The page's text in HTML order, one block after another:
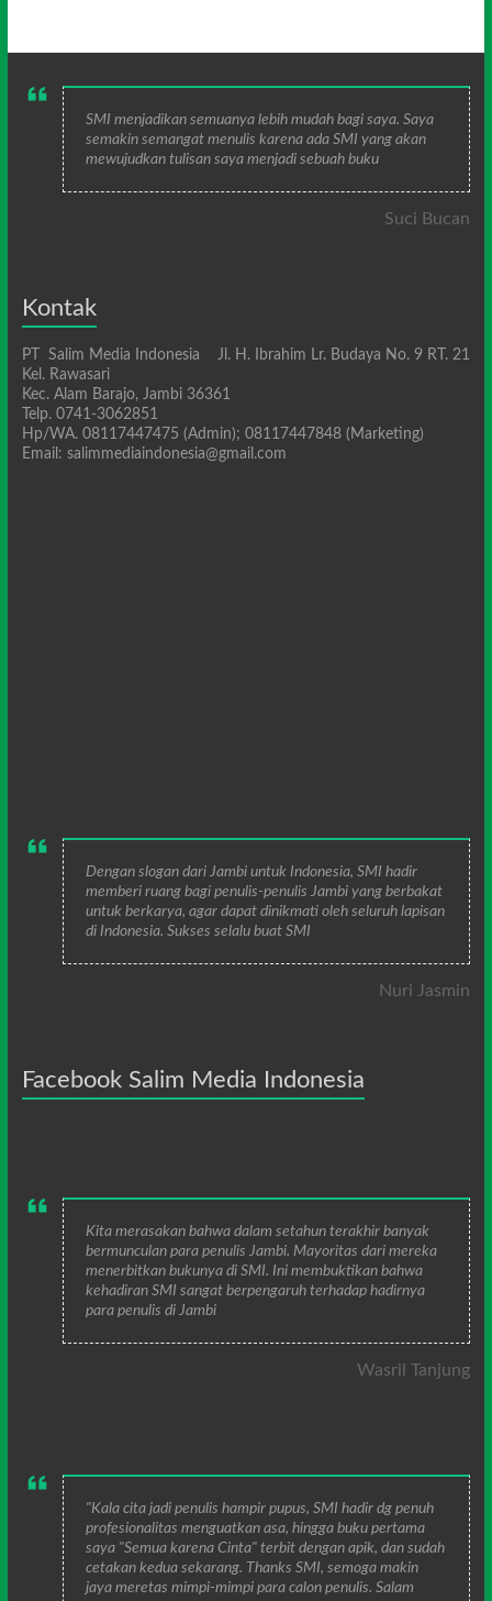
SMI menjadikan semuanya lebih mudah bagi saya. Saya
semakin semangat menulis karena ada SMI yang akan
mewujudkan tulisan saya menjadi sebuah buku
Suci Bucan
Kontak
PT Salim Media Indonesia Jl. H. Ibrahim Lr. Budaya No. 9 RT. 21
Kel. Rawasari
Kec. Alam Barajo, Jambi 36361
Telp. 0741-3062851
Hp/WA. 08117447475 (Admin); 08117447848 (Marketing)
Email: salimmediaindonesia@gmail.com
Dengan slogan dari Jambi untuk Indonesia, SMI hadir
memberi ruang bagi penulis-penulis Jambi yang berbakat
untuk berkarya, agar dapat dinikmati oleh seluruh lapisan
di Indonesia. Sukses selalu buat SMI
Nuri Jasmin
Facebook Salim Media Indonesia
Kita merasakan bahwa dalam setahun terakhir banyak
bermunculan para penulis Jambi. Mayoritas dari mereka
menerbitkan bukunya di SMI. Ini membuktikan bahwa
kehadiran SMI sangat berpengaruh terhadap hadirnya
para penulis di Jambi
Wasril Tanjung
"Kala cita jadi penulis hampir pupus, SMI hadir dg penuh
profesionalitas menguatkan asa, hingga buku pertama
saya "Semua karena Cinta" terbit dengan apik, dan sudah
cetakan kedua sekarang. Thanks SMI, semoga makin
jaya meretas mimpi-mimpi para calon penulis. Salam